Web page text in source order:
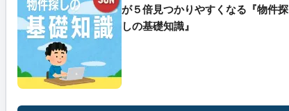
が５倍見つかりやすくなる『物件探
しの基礎知識』